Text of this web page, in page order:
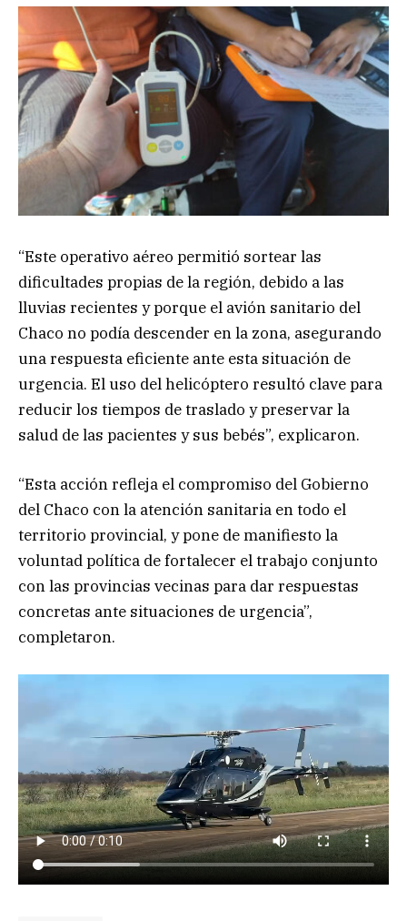
“Este operativo aéreo permitió sortear las
dificultades propias de la región, debido a las
lluvias recientes y porque el avión sanitario del
Chaco no podía descender en la zona, asegurando
una respuesta eficiente ante esta situación de
urgencia. El uso del helicóptero resultó clave para
reducir los tiempos de traslado y preservar la
salud de las pacientes y sus bebés”, explicaron.
“Esta acción refleja el compromiso del Gobierno
del Chaco con la atención sanitaria en todo el
territorio provincial, y pone de manifiesto la
voluntad política de fortalecer el trabajo conjunto
con las provincias vecinas para dar respuestas
concretas ante situaciones de urgencia”,
completaron.